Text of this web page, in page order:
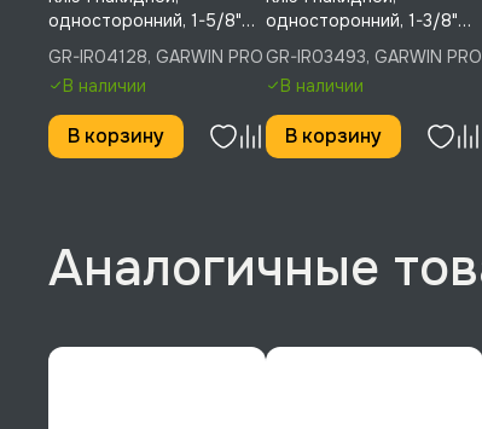
односторонний, 1-5/8"
(41,28 мм), GARWIN PRO,
GR-IR04128
GR-IR04128, GARWIN PRO
В наличии
В корзину
односторонний, 1-3/8"
(34,93 мм), GARWIN PRO,
GR-IR03493
GR-IR03493, GARWIN PRO
В наличии
В корзину